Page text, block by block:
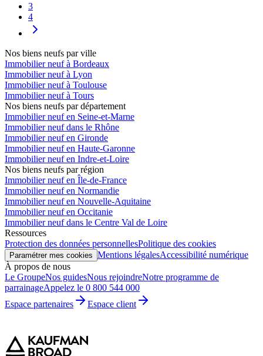
3
4
Nos biens neufs par ville
Immobilier neuf à Bordeaux
Immobilier neuf à Lyon
Immobilier neuf à Toulouse
Immobilier neuf à Tours
Nos biens neufs par département
Immobilier neuf en Seine-et-Marne
Immobilier neuf dans le Rhône
Immobilier neuf en Gironde
Immobilier neuf en Haute-Garonne
Immobilier neuf en Indre-et-Loire
Nos biens neufs par région
Immobilier neuf en Île-de-France
Immobilier neuf en Normandie
Immobilier neuf en Nouvelle-Aquitaine
Immobilier neuf en Occitanie
Immobilier neuf dans le Centre Val de Loire
Ressources
Protection des données personnellesPolitique des cookies
Paramétrer mes cookies Mentions légalesAccessibilité numérique
À propos de nous
Le GroupeNos guidesNous rejoindreNotre programme de
parrainageAppelez le 0 800 544 000
Espace partenaires
Espace client